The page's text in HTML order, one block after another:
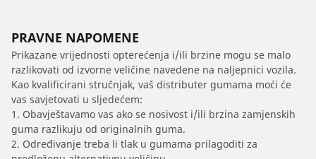
PRAVNE NAPOMENE
Prikazane vrijednosti opterećenja i/ili brzine mogu se malo
razlikovati od izvorne veličine navedene na naljepnici vozila.
Kao kvalificirani stručnjak, vaš distributer gumama moći će
vas savjetovati u sljedećem:
1. Obavještavamo vas ako se nosivost i/ili brzina zamjenskih
guma razlikuju od originalnih guma.
2. Određivanje treba li tlak u gumama prilagoditi za